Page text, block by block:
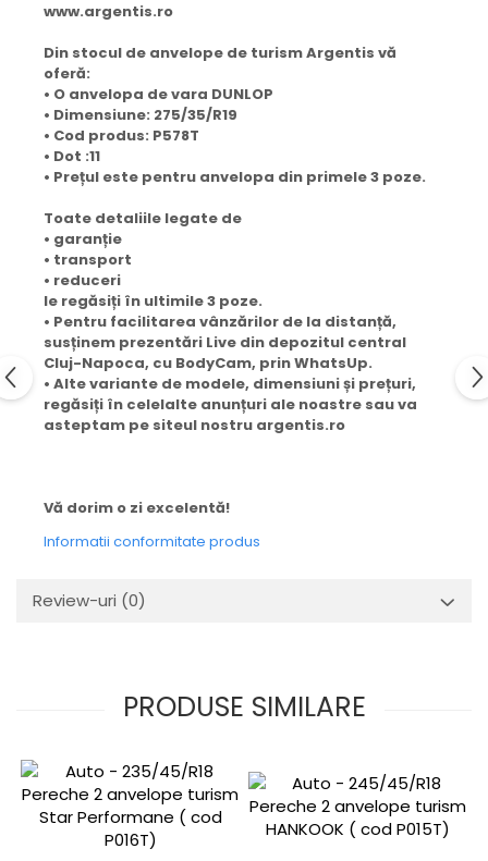
www.argentis.ro
Din stocul de anvelope de turism Argentis vă
oferă:
• O anvelopa de vara DUNLOP
• Dimensiune: 275/35/R19
• Cod produs: P578T
• Dot :11
• Prețul este pentru anvelopa din primele 3 poze.
Toate detaliile legate de
• garanție
• transport
• reduceri
le regăsiți în ultimile 3 poze.
• Pentru facilitarea vânzărilor de la distanță,
susținem prezentări Live din depozitul central
Cluj-Napoca, cu BodyCam, prin WhatsUp.
• Alte variante de modele, dimensiuni și prețuri,
regăsiți în celelalte anunțuri ale noastre sau va
asteptam pe siteul nostru argentis.ro
Vă dorim o zi excelentă!
Informatii conformitate produs
Review-uri (0)
PRODUSE SIMILARE